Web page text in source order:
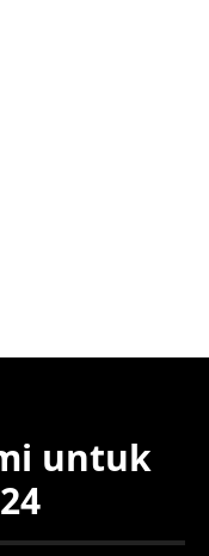
untuk